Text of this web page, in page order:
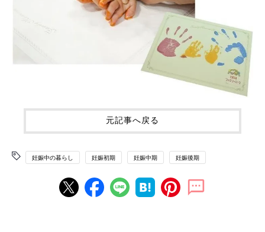
元記事へ戻る
妊娠中の暮らし 妊娠初期 妊娠中期 妊娠後期